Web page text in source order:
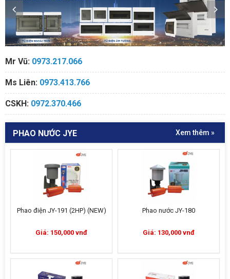
Mr Vũ: 0973.217.066
Ms Liên: 0973.413.766
CSKH: 0972.370.466
PHAO NƯỚC JYE Xem thêm »
Phao điện JY-191 (2HP) (NEW)
Giá: 150,000 vnđ
Phao nước JY-180
Giá: 130,000 vnđ